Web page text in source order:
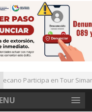
Participa en Tour Simanof
de Reciclaje con